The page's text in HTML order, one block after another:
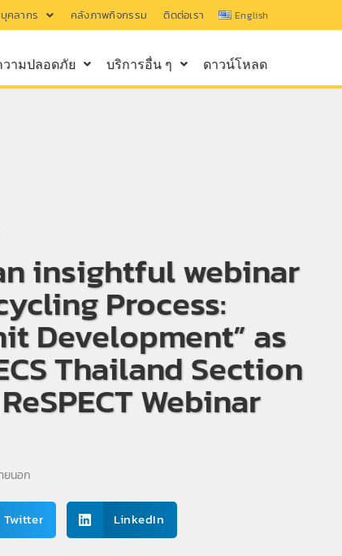
บุคลากร คลังภาพกิจกรรม ติดต่อเรา English
ามปลอดภัย บริการอื่น ๆ ดาวน์โหลด
insightful webinar
Process:
Development” as
Thailand Section
Webinar
ยนอก
Twitter LinkedIn